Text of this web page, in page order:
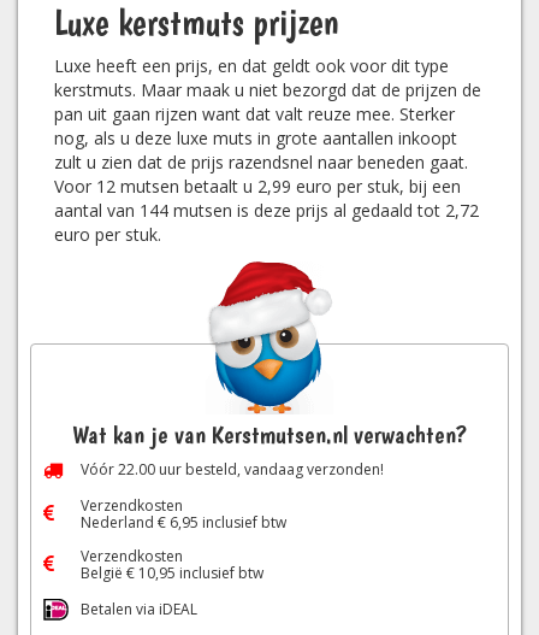
Luxe kerstmuts prijzen
Luxe heeft een prijs, en dat geldt ook voor dit type
kerstmuts. Maar maak u niet bezorgd dat de prijzen de
pan uit gaan rijzen want dat valt reuze mee. Sterker
nog, als u deze luxe muts in grote aantallen inkoopt
zult u zien dat de prijs razendsnel naar beneden gaat.
Voor 12 mutsen betaalt u 2,99 euro per stuk, bij een
aantal van 144 mutsen is deze prijs al gedaald tot 2,72
euro per stuk.
Wat kan je van Kerstmutsen.nl verwachten?
Vóór22.00 uur besteld, vandaag verzonden!
Verzendkosten
Nederland € 6,95 inclusief btw
Verzendkosten
België € 10,95 inclusief btw
Betalen via iDEAL